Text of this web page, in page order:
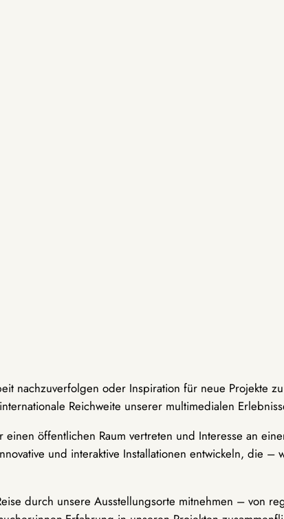
nachzuverfolgen oder Inspiration für neue Projekte
Reichweite unserer multimedialen
öffentlichen Raum vertreten und Interesse an
und interaktive Installationen entwickeln, die
durch unsere Ausstellungsorte mitnehmen – von